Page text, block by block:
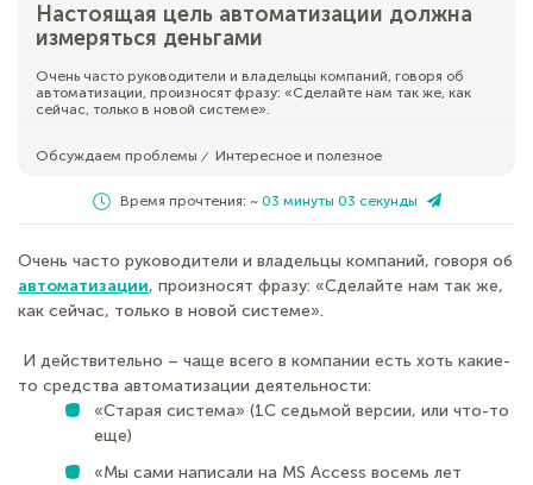
Настоящая цель автоматизации должна
измеряться деньгами
Очень часто руководители и владельцы компаний, говоря об
автоматизации, произносят фразу: «Сделайте нам так же, как
сейчас, только в новой системе».
Обсуждаем проблемы ⁄ Интересное и полезное
Время прочтения: ~ 03 минуты 03 секунды
Очень часто руководители и владельцы компаний, говоря об
автоматизации, произносят фразу: «Сделайте нам так же,
как сейчас, только в новой системе».
И действительно – чаще всего в компании есть хоть какие-
то средства автоматизации деятельности:
«Старая система» (1С седьмой версии, или что-то
еще)
«Мы сами написали на MS Access восемь лет